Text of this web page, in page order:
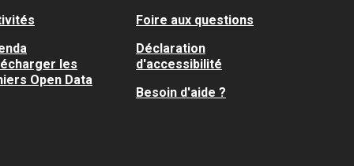
les
Open Data
Foire aux questions
Déclaration
d'accessibilité
Besoin d'aide ?